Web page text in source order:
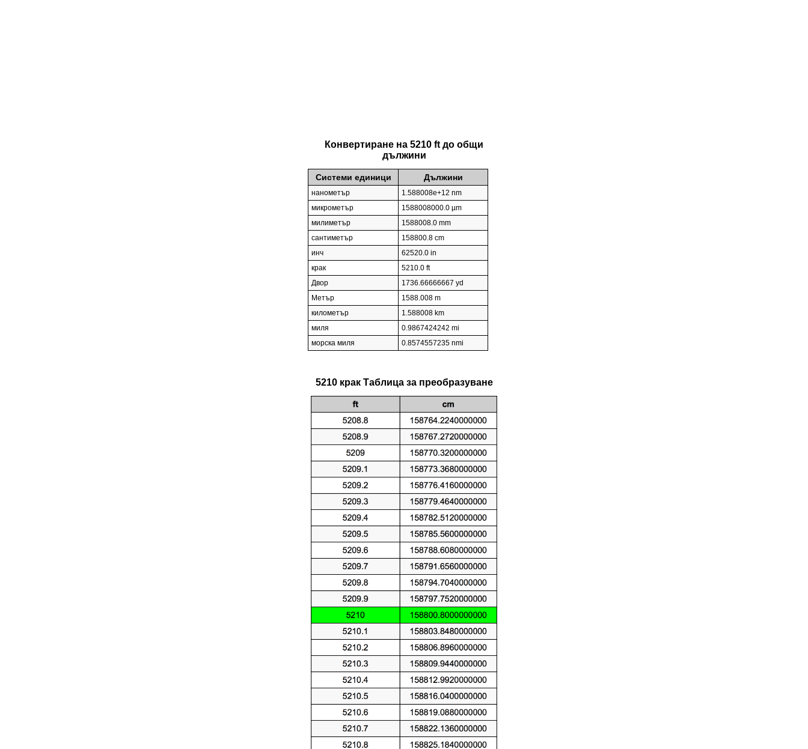
Конвертиране на 5210 ft до общи
дължини
Системи единици Дължини
нанометър
1.588008e+12 nm
микрометър
1588008000.0 µm
милиметър
1588008.0 mm
сантиметър
158800.8 cm
инч
62520.0 in
крак
5210.0 ft
Двор
1736.66666667 yd
Метър
1588.008 m
километър
1.588008 km
миля
0.9867424242 mi
морска миля
0.8574557235 nmi
5210 крак Таблица за преобразуване